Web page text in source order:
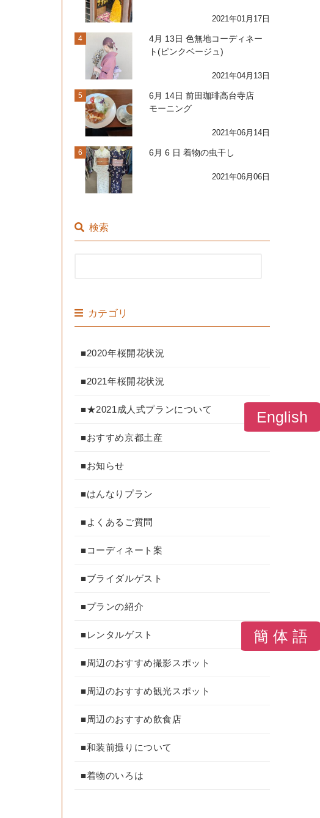
2021年01月17日
4
4月 13日 色無地コーディネー
ト(ピンクベージュ)
2021年04月13日
5
6月 14日 前田珈琲高台寺店
モーニング
2021年06月14日
6 6月 6 日 着物の虫干し
2021年06月06日
検索
カテゴリ
■2020年桜開花状況
■2021年桜開花状況
■★2021成人式プランについて
■おすすめ京都土産
■お知らせ
■はんなりプラン
■よくあるご質問
■コーディネート案
■ブライダルゲスト
■プランの紹介
■レンタルゲスト
■周辺のおすすめ撮影スポット
■周辺のおすすめ観光スポット
■周辺のおすすめ飲食店
■和装前撮りについて
■着物のいろは
English
簡 体 語